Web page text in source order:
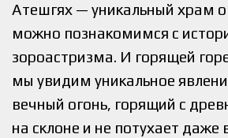
Атешгях — уникальный храм
можно познакомимся с
зороастризма. И горящей
мы увидим уникальное
вечный огонь, горящий с
на склоне и не потухает